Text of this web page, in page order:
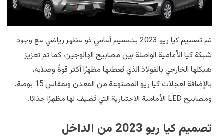
تم تصميم كيا ريو 2023 بتصميم أمامي ذو مظهر رياضي مع وجود
شبكة كيا الأمامية الواصلة بين مصابيح الهالوجين، كما تم تعزيز
هيكلها الخارجي بالفولاذ الذي يُعطيها مظهرًا أكثر قوةً وصلابة،
بالإضافة لعجلات كيا ريو المصنوعة من المعدن وبمقاس 15 بوصة،
ومصابيح LED الأمامية الاختيارية التي تَضيف لها مظهرًا جذابًا.
تصميم كيا ريو 2023 من الداخل